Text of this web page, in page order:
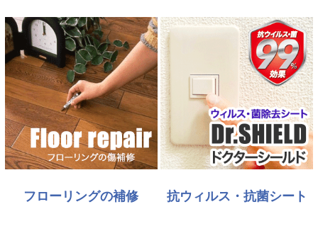
フローリングの補修 抗ウィルス・抗菌シート